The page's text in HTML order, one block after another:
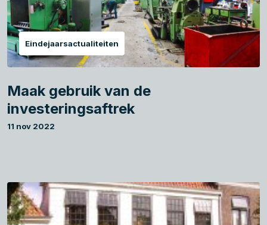
Eindejaarsactualiteiten
Maak gebruik van de
investeringsaftrek
11 nov 2022